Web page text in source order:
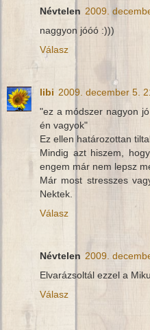
Névtelen 2009.
naggyon jóóó :)))
Válasz
libi 2009. december 5.
"ez a módszer nagyon
én vagyok"
Ez ellen határozottan
Mindig azt hiszem,
engem már nem lepsz
Már most stresszes
Nektek.
Válasz
Névtelen 2009.
Elvarázsoltál ezzel a
Válasz